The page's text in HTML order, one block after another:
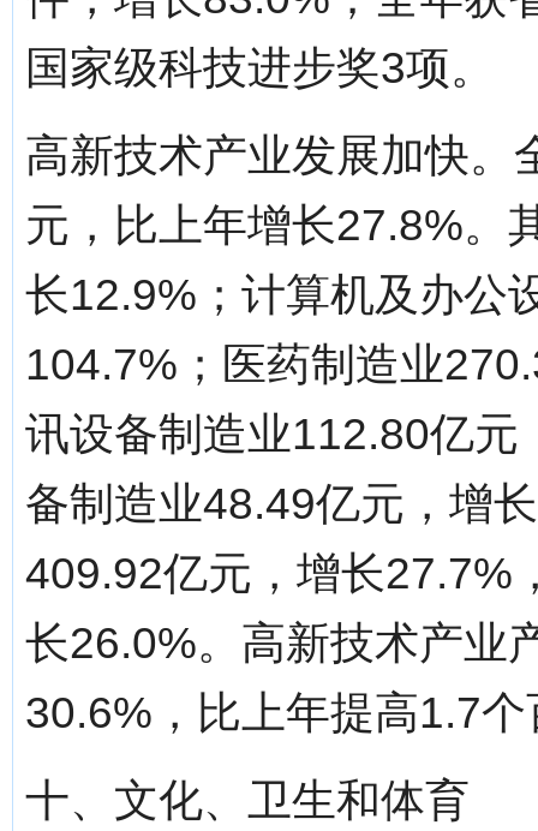
国家级科技进步奖3项。
高新技术产业发展加快。
元，比上年增长27.8%。
长12.9%；计算机及办公
104.7%；医药制造业
讯设备制造业112.80亿
备制造业48.49亿元，增
409.92亿元，增长27.7%
长26.0%。高新技术产业
30.6%，比上年提高1.7
十、文化、卫生和体育